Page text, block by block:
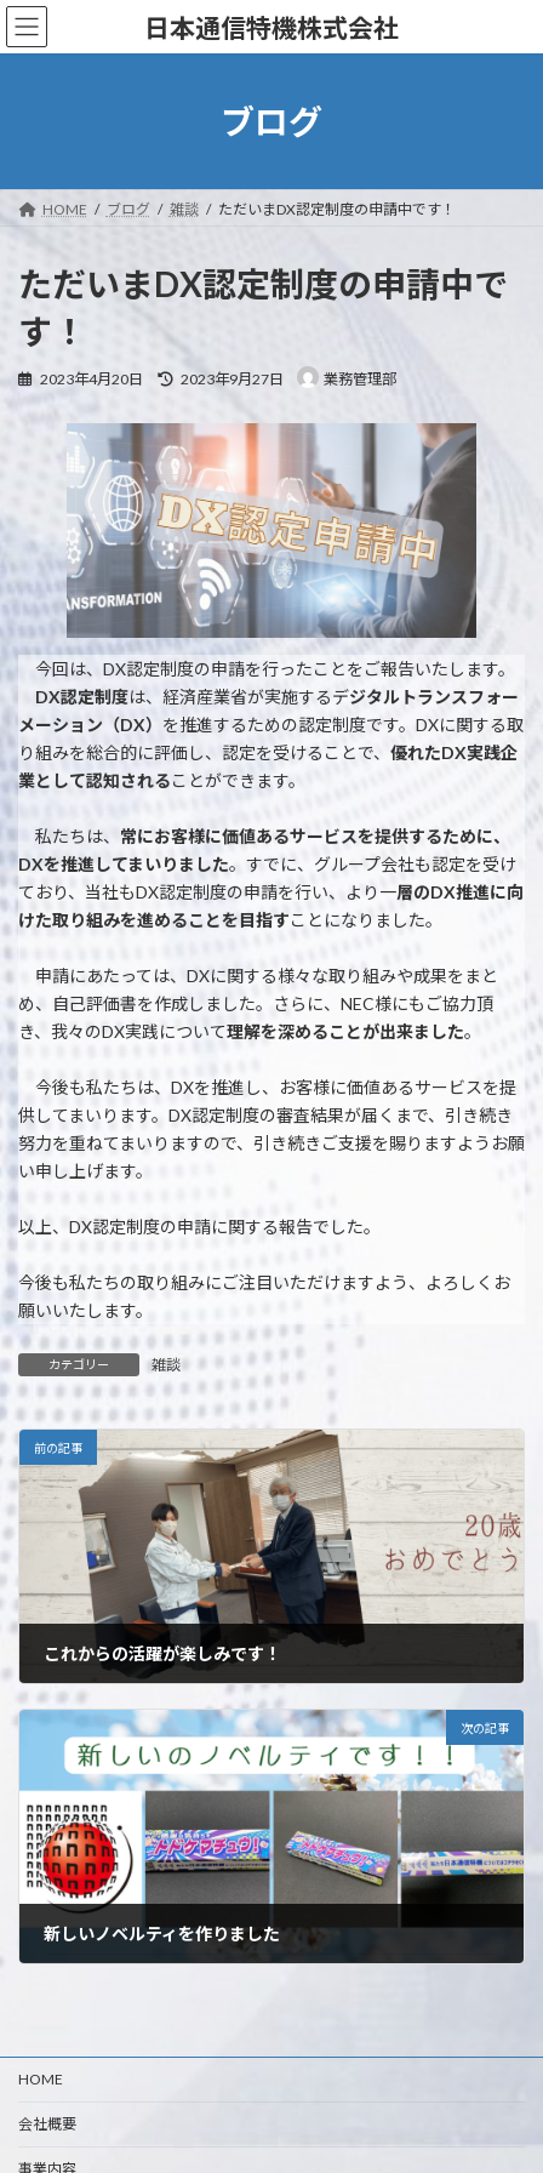
コ
ン
テ
プ
ナ
ビ
ゲ
動
日本通信特機株式会社
ブログ
HOME ブログ 雑談 ただいまDX認定制度の申請中です！
ただいまDX認定制度の申請中で
す！
2023年4月20日
最
新
日
時
:
2023年9月27日 業務管理部
今回は、DX認定制度の申請を行ったことをご報告いたします。
DX認定制度は、経済産業省が実施するデジタルトランスフォー
メーション（DX） を推進するための認定制度です。DXに関する取
り組みを総合的に評価し、認定を受けることで、 優れたDX実践企
業として認知されることができます。
私たちは、 常にお客様に価値あるサービスを提供するために、
DXを推進してまいりました。すでに、グループ会社も認定を受け
ており、当社もDX認定制度の申請を行い、より一層のDX推進に向
けた取り組みを進めることを目指すことになりました。
申請にあたっては、DXに関する様々な取り組みや成果をまと
め、自己評価書を作成しました。さらに、NEC様にもご協力頂
き、我々のDX実践について理解を深めることが出来ました。
今後も私たちは、DXを推進し、お客様に価値あるサービスを提
供してまいります。DX認定制度の審査結果が届くまで、引き続き
努力を重ねてまいりますので、引き続きご支援を賜りますようお願
い申し上げます。
以上、DX認定制度の申請に関する報告でした。
今後も私たちの取り組みにご注目いただけますよう、よろしくお
願いいたします。
カテゴリー 雑談
前の記事
これからの活躍が楽しみです！
2023年4月12日
次の記事
新しいノベルティを作りました
HOME
会社概要
事業内容